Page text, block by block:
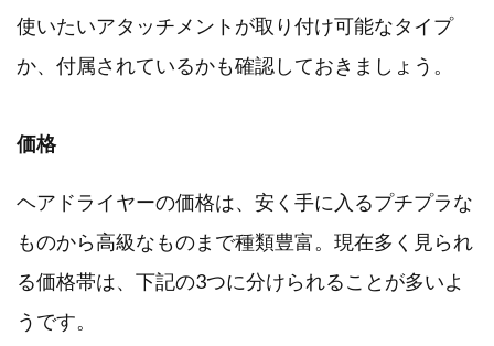
使いたいアタッチメントが取り付け可能なタイプ
か、付属されているかも確認しておきましょう。
価格
ヘアドライヤーの価格は、安く手に入るプチプラな
ものから高級なものまで種類豊富。現在多く見られ
る価格帯は、下記の3つに分けられることが多いよ
うです。